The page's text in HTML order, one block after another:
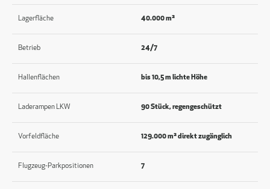
Lagerfläche 40.000 m²
Betrieb 24/7
Hallenflächen bis 10,5 m lichte Höhe
Laderampen LKW 90 Stück, regengeschützt
Vorfeldfläche 129.000 m² direkt zugänglich
Flugzeug-Parkpositionen 7